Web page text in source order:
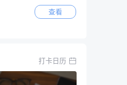
查看
打卡日历